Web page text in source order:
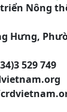
Nông
Hưng,
529 749